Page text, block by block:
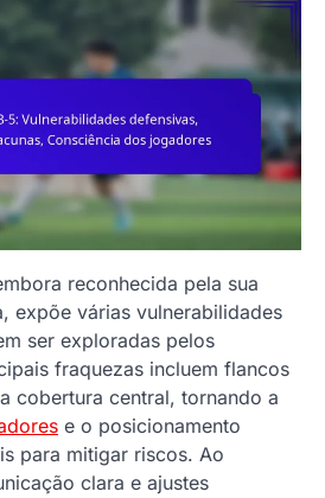
reconhecida pela sua
expõe várias vulnerabilidades
ser exploradas pelos
fraquezas incluem flancos
cobertura central, tornando a
e o posicionamento
para mitigar riscos. Ao
clara e ajustes